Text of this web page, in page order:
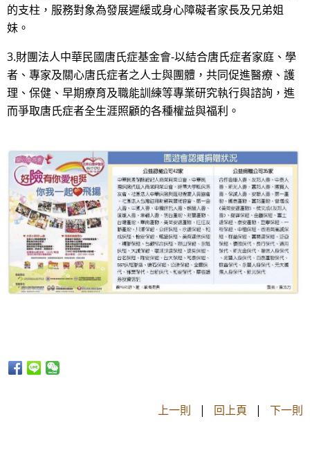
的支柱，服務對象為發展遲緩或身心障礙者家長及兄弟姐
妹。
3.財團法人中華民國唐氏症基金會-以結合唐氏症者家庭、學
者、專家及關心唐氏症者之人士與團體，共同促進醫療、護
理、保健、早期療育及職能訓練等專業研究執行與諮詢，進
而爭取唐氏症者全生涯照顧的各種權益與福利。
上一則 | 回上頁 | 下一則